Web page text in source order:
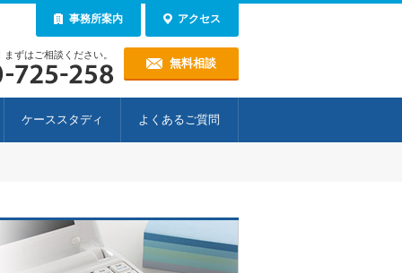
事務所案内 アクセス
ずはご相談ください。
無料相談
ケーススタディ よくあるご質問